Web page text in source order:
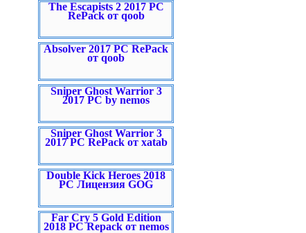
The Escapists 2 2017 PC
RePack от qoob
Absolver 2017 PC RePack
от qoob
Sniper Ghost Warrior 3
2017 PC by nemos
Sniper Ghost Warrior 3
2017 PC RePack от xatab
Double Kick Heroes 2018
PC Лицензия GOG
Far Cry 5 Gold Edition
2018 PC Repack от nemos